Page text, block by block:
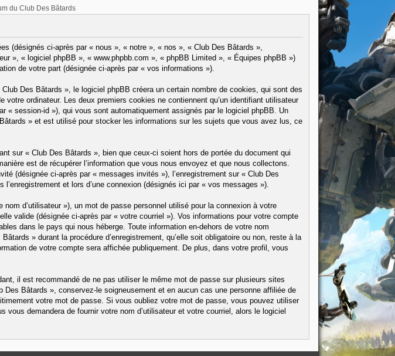
du Club Des Bâtards
(désignés ci-après par « nous », « notre », « nos », « Club Des Bâtards »,
», « logiciel phpBB », « www.phpbb.com », « phpBB Limited », « Équipes phpBB »)
de votre part (désignée ci-après par « vos informations »).
Des Bâtards », le logiciel phpBB créera un certain nombre de cookies, qui sont des
ordinateur. Les deux premiers cookies ne contiennent qu’un identifiant utilisateur
« session-id »), qui vous sont automatiquement assignés par le logiciel phpBB. Un
» et est utilisé pour stocker les informations sur les sujets que vous avez lus, ce
sur « Club Des Bâtards », bien que ceux-ci soient hors de portée du document qui
est de récupérer l’information que vous nous envoyez et que nous collectons.
(désignée ci-après par « messages invités »), l’enregistrement sur « Club Des
et lors d’une connexion (désignés ici par « vos messages »).
d’utilisateur »), un mot de passe personnel utilisé pour la connexion à votre
valide (désignée ci-après par « votre courriel »). Vos informations pour votre compte
dans le pays qui nous héberge. Toute information en-dehors de votre nom
» durant la procédure d’enregistrement, qu’elle soit obligatoire ou non, reste à la
de votre compte sera affichée publiquement. De plus, dans votre profil, vous
il est recommandé de ne pas utiliser le même mot de passe sur plusieurs sites
Bâtards », conservez-le soigneusement et en aucun cas une personne affiliée de
votre mot de passe. Si vous oubliez votre mot de passe, vous pouvez utiliser
demandera de fournir votre nom d’utilisateur et votre courriel, alors le logiciel